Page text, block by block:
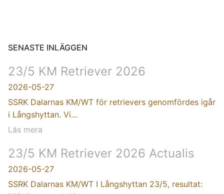
SENASTE INLÄGGEN
23/5 KM Retriever 2026
2026-05-27
SSRK Dalarnas KM/WT för retrievers genomfördes igår
i Långshyttan. Vi…
Läs mera
23/5 KM Retriever 2026 Actualis
2026-05-27
SSRK Dalarnas KM/WT I Långshyttan 23/5, resultat: